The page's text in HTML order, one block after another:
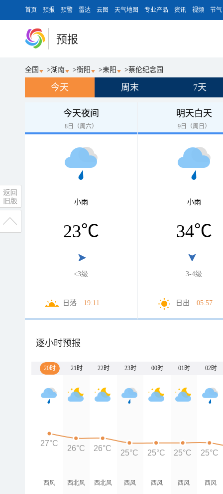
首页 预报 预警 雷达 云图 天气地图 专业产品 资讯 视频 节气
预报
全国 >湖南 >衡阳 >耒阳 >蔡伦纪念园
今天 周末 7天
今天夜间
8日（周六）
小雨
23℃
<3级
日落 19:11
明天白天
9日（周日）
小雨
34℃
3-4级
日出 05:57
逐小时预报
20时 21时 22时 23时 00时 01时 02时
西风 西北风 西北风 西风 西风 西风 西风
27°C
26°C 26°C
25°C 25°C 25°C 25°C